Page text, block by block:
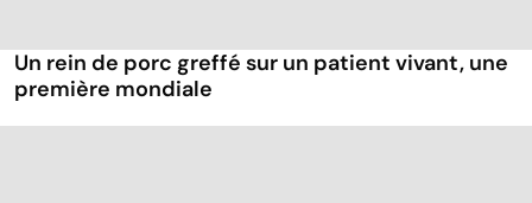
Un rein de porc greffé sur un patient vivant, une
première mondiale